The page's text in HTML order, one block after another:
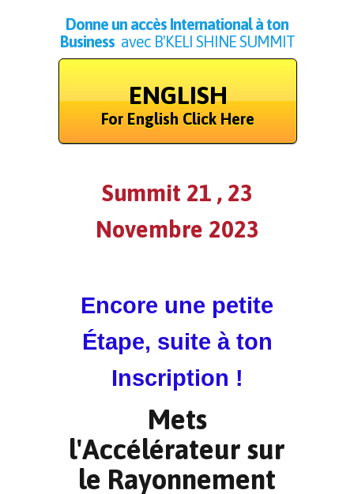
Donne un accès International à ton
Business avec B'KELI SHINE SUMMIT
ENGLISH
For English Click Here
Summit 21 , 23
Novembre 2023
Encore une petite
Étape, suite à ton
Inscription !
Mets
l'Accélérateur sur
le Rayonnement